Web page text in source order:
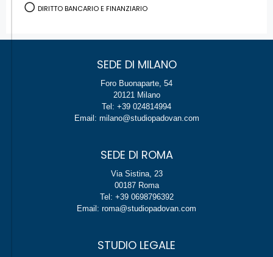
DIRITTO BANCARIO E FINANZIARIO
SEDE DI MILANO
Foro Buonaparte, 54
20121 Milano
Tel: +39 024814994
Email: milano@studiopadovan.com
SEDE DI ROMA
Via Sistina, 23
00187 Roma
Tel: +39 0698796392
Email: roma@studiopadovan.com
STUDIO LEGALE